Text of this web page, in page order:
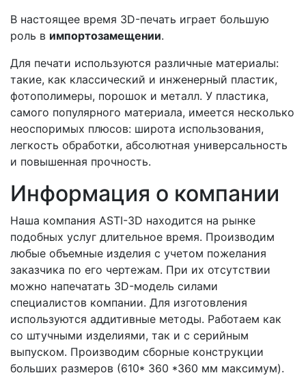
В настоящее время 3D-печать играет большую
роль в импортозамещении.
Для печати используются различные материалы:
такие, как классический и инженерный пластик,
фотополимеры, порошок и металл. У пластика,
самого популярного материала, имеется несколько
неоспоримых плюсов: широта использования,
легкость обработки, абсолютная универсальность
и повышенная прочность.
Информация о компании
Наша компания ASTI-3D находится на рынке
подобных услуг длительное время. Производим
любые объемные изделия с учетом пожелания
заказчика по его чертежам. При их отсутствии
можно напечатать 3D-модель силами
специалистов компании. Для изготовления
используются аддитивные методы. Работаем как
со штучными изделиями, так и с серийным
выпуском. Производим сборные конструкции
больших размеров (610* 360 *360 мм максимум).